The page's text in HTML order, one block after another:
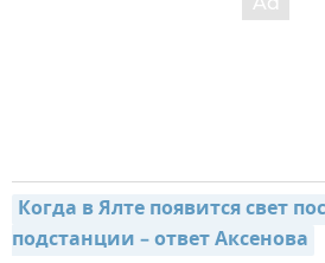
Когда в Ялте появится свет
подстанции – ответ Аксенова